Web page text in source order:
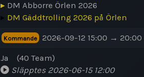
▸ DM Abborre Örlen 2026
▸ DM Gäddtrolling 2026 på Örlen
Kommande 2026-09-12 15:00 → 20:00
Ja (40 Team)
Släpptes 2026-06-15 12:00